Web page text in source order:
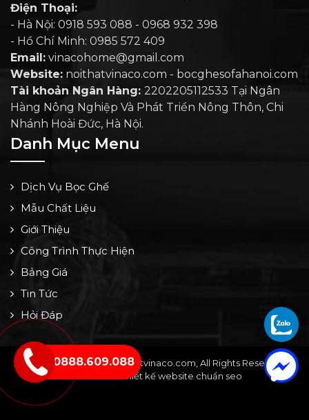
Điện Thoại:
- Hà Nội: 0918 593 088 - 0968 932 398
- Hồ Chí Minh: 0985 572 409
Email: vinacohome@gmail.com
Website: noithatvinaco.com - bocghesofahanoi.com
Tài khoản Ngân Hàng: 2202205112533 Tại Ngân
Hàng Nông Nghiệp Và Phát Triển Nông Thôn, Chi
Nhánh Hoài Đức, Hà Nội.
Danh Mục Menu
Dịch Vụ Bọc Ghế
Mẫu Chất Liệu
Giới Thiệu
Công Trình Thực Hiện
Bảng Giá
Tin Tức
Hỏi Đáp
Copyright © 2024 by noithatvinaco.com, All Rights Reserved -
Thiết kế bởi: Thiết kế website chuẩn seo
0888.609.088